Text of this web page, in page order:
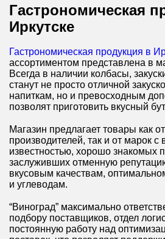
Гастрономическая
Иркутске
Гастрономическая продукция в
ассортиментом представлена в
Всегда в наличии колбасы,
станут не просто отличной
напиткам, но и превосходным
позволят приготовить вкусный
Магазин предлагает товары как
производителей, так и от марок с
известностью, хорошо знакомых
заслуживших отменную
вкусовым качествам,
и углеводам.
“Виноград” максимально
подбору поставщиков, отдел
постоянную работу над